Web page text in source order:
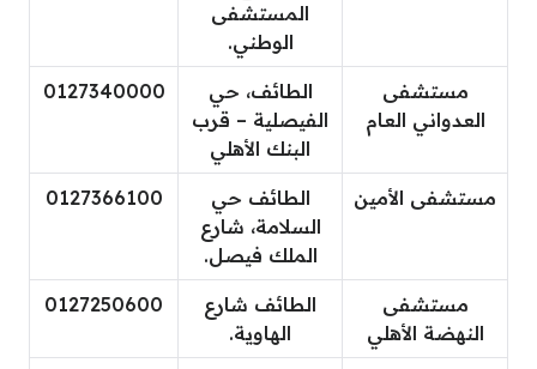
المستشفى
الوطني.
مستشفى
العدواني العام
الطائف، حي
الفيصلية – قرب
البنك الأهلي
0127340000
مستشفى الأمين
الطائف حي
السلامة، شارع
الملك فيصل.
0127366100
مستشفى
النهضة الأهلي
الطائف شارع
الهاوية.
0127250600